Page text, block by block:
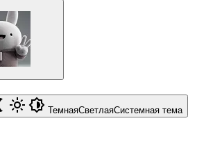
ТемнаяСветлаяСистемная тема